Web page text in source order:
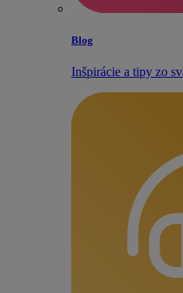
Blog
Inšpirácie a tipy zo